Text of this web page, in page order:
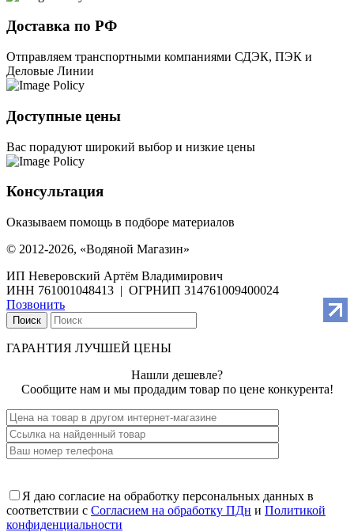
Доставка по РФ
Отправляем транспортными компаниями СДЭК, ПЭК и
Деловые Линии
Доступные цены
Вас порадуют широкий выбор и низкие цены
Консультация
Оказываем помощь в подборе материалов
© 2012-2026, «Водяной Магазин»
ИП Неверовский Артём Владимирович
ИНН 761001048413 | ОГРНИП 314761009400024
Позвонить
Поиск
ГАРАНТИЯ ЛУЧШЕЙ ЦЕНЫ
Нашли дешевле?
Сообщите нам и мы продадим товар по цене конкурента!
Я даю согласие на обработку персональных данных в
соответствии с Согласием на обработку ПДн и Политикой
конфиденциальности